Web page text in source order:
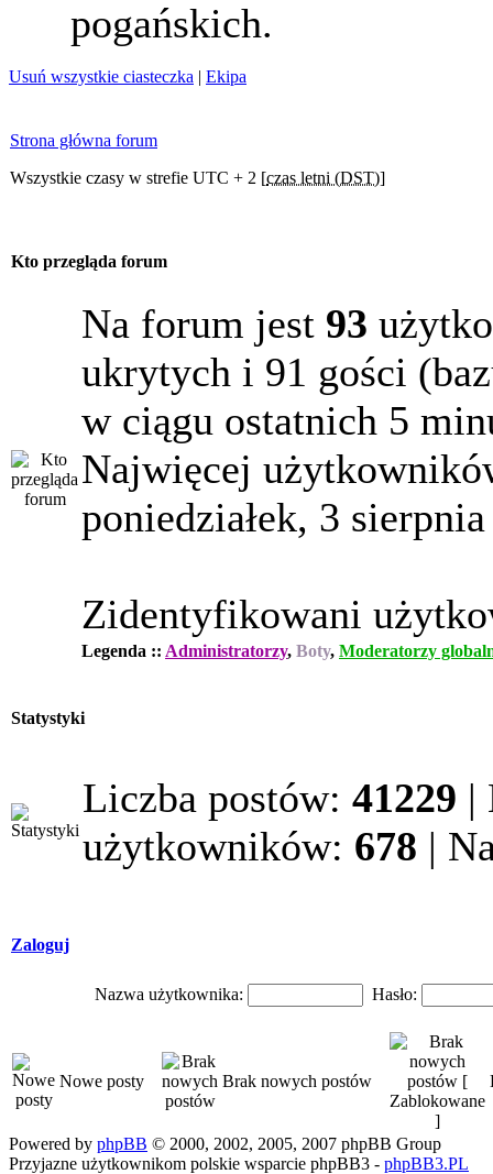
pogańskich.
Usuń wszystkie ciasteczka | Ekipa
Strona główna forum
Wszystkie czasy w strefie UTC + 2 [czas letni (DST)]
Kto przegląda forum
Na forum jest 93
ukrytych i 91 gości
w ciągu ostatnich 5
Najwięcej
poniedziałek, 3
Zidentyfikowani
Legenda :: Administratorzy, Boty, Moderatorzy
Statystyki
Liczba postów: 41229 |
użytkowników: 678 |
Zaloguj
Nazwa użytkownika: Hasło:
Nowe posty Brak nowych postów
Powered by phpBB © 2000, 2002, 2005, 2007 phpBB Group
Przyjazne użytkownikom polskie wsparcie phpBB3 - phpBB3.PL